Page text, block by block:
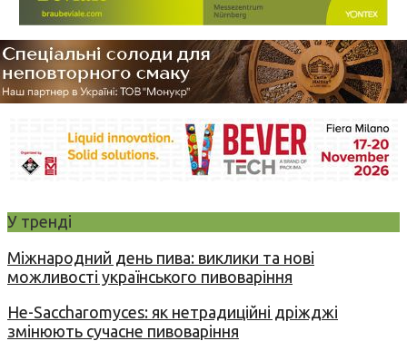
У тренді
Міжнародний день пива: виклики та нові
можливості українського пивоваріння
Не-Saccharomyces: як нетрадиційні дріжджі
змінюють сучасне пивоваріння